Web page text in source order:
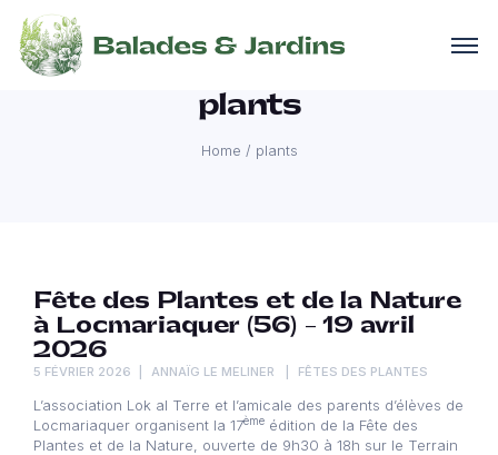
plants
Home / plants
Fête des Plantes et de la Nature
à Locmariaquer (56) – 19 avril
2026
5 FÉVRIER 2026 ANNAÏG LE MELINER FÊTES DES PLANTES
L’association Lok al Terre et l’amicale des parents d’élèves de
Locmariaquer organisent la 17ème édition de la Fête des
Plantes et de la Nature, ouverte de 9h30 à 18h sur le Terrain